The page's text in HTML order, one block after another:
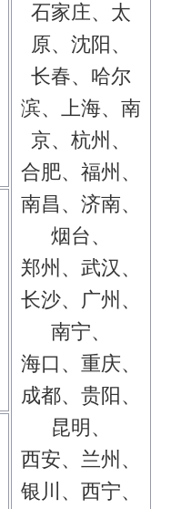
石家庄、太
原、沈阳、
长春、哈尔
滨、上海、南
京、杭州、
合肥、福州、
南昌、济南、
烟台、
郑州、武汉、
长沙、广州、
南宁、
海口、重庆、
成都、贵阳、
昆明、
西安、兰州、
银川、西宁、